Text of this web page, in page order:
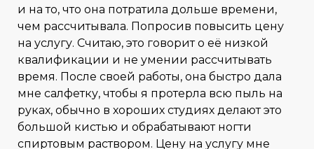
и на то, что она потратила дольше времени,
чем рассчитывала. Попросив повысить цену
на услугу. Считаю, это говорит о её низкой
квалификации и не умении рассчитывать
время. После своей работы, она быстро дала
мне салфетку, чтобы я протерла всю пыль на
руках, обычно в хороших студиях делают это
большой кистью и обрабатывают ногти
спиртовым раствором. Цену на услугу мне